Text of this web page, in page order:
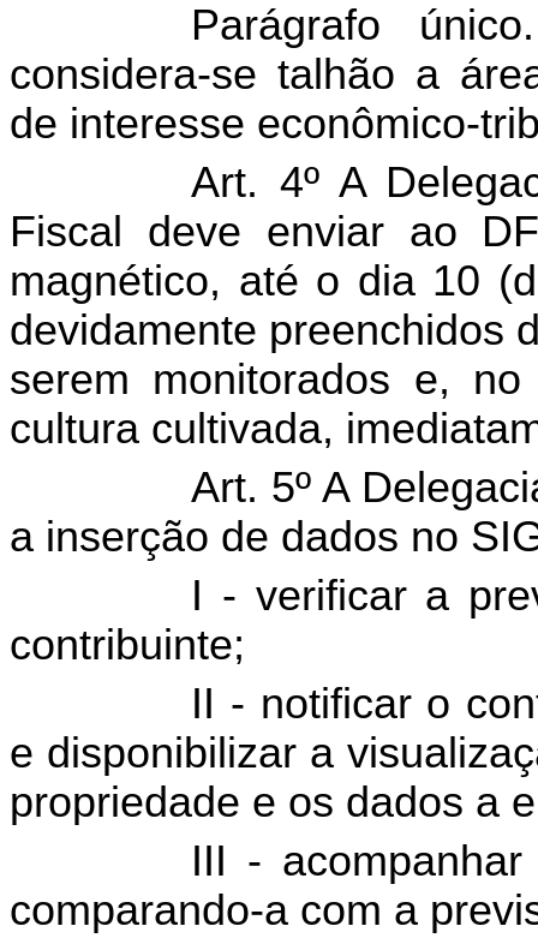
Parágrafo
considera-se talhão a
de interesse econômico-
Art. 4º A
Fiscal deve enviar ao
magnético, até o dia 10
devidamente preenchidos
serem monitorados e,
cultura cultivada,
Art. 5º A
a inserção de dados no
I - verificar a
contribuinte;
II - notificar o
e disponibilizar a
propriedade e os dados a
III -
comparando-a com a